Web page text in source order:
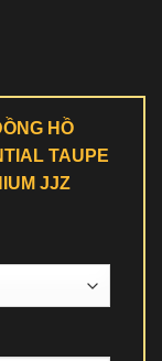
HỒ
TAUPE
JJZ